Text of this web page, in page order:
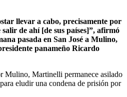
llevar a cabo, precisamente por
salir de ahí [de sus países]”, afirmó
pasada en San José a Mulino,
panameño Ricardo
Mulino, Martinelli permanece asilado
eludir una condena de prisión por